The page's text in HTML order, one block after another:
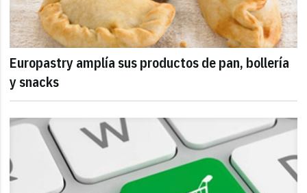
Europastry amplía sus productos de pan, bollería
y snacks